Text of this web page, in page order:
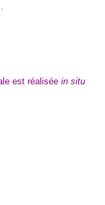
est réalisée in situ